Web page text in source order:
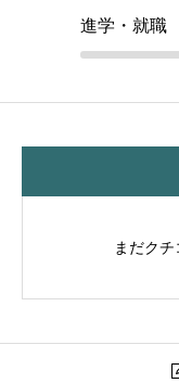
進学・就職
まだクチ